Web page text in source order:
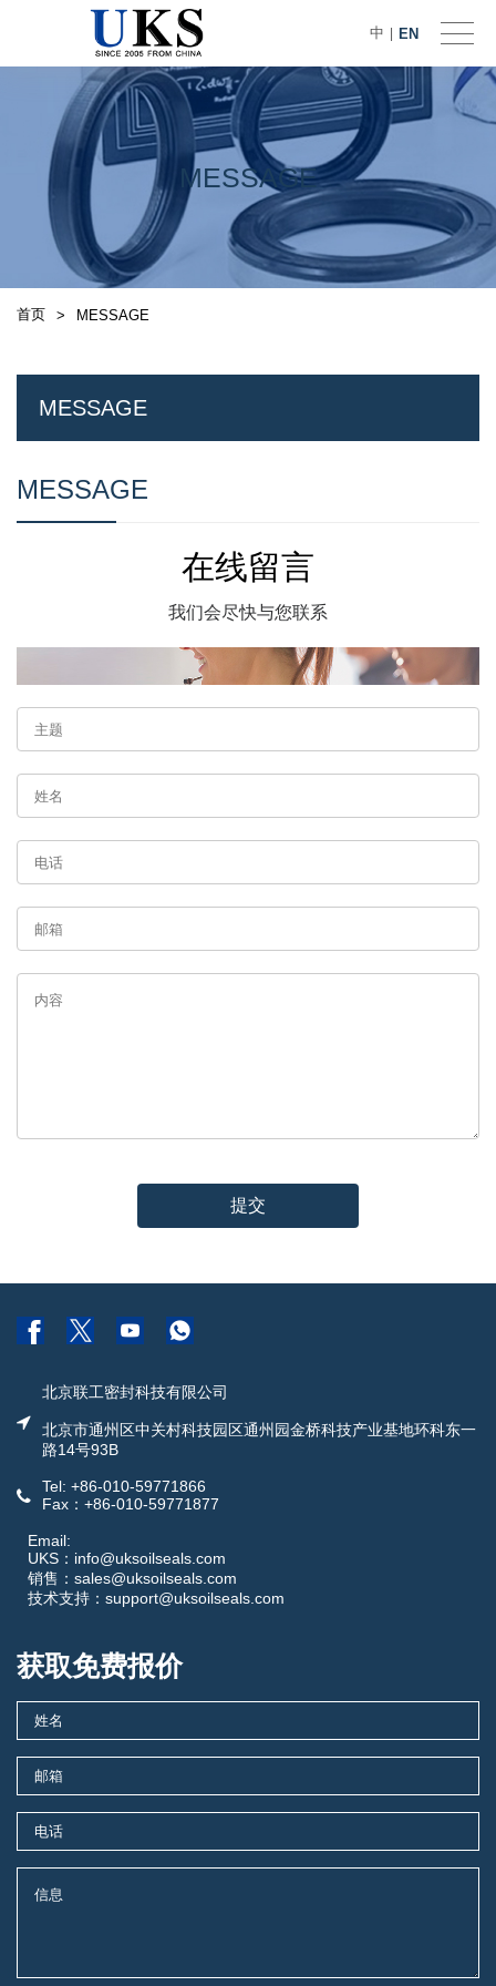
中 EN
MESSAGE
首页 > MESSAGE
MESSAGE
MESSAGE
在线留言
我们会尽快与您联系
提交
北京联工密封科技有限公司
北京市通州区中关村科技园区通州园金桥科技产业基地环科东一
路14号93B
Tel: +86-010-59771866
Fax：+86-010-59771877
Email:
UKS：info@uksoilseals.com
销售：sales@uksoilseals.com
技术支持：support@uksoilseals.com
获取免费报价